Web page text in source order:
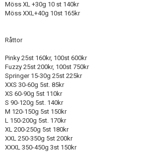
Möss XL +30g 10 st 140kr
Möss XXL+40g 10st 165kr
Råttor
Pinky 25st 160kr, 100st 600kr
Fuzzy 25st 200kr, 100st 750kr
Springer 15-30g 25st 225kr
XXS 30-60g 5st. 85kr
XS 60-90g 5st 110kr
S 90-120g 5st. 140kr
M 120-150g 5st 150kr
L 150-200g 5st. 170kr
XL 200-250g 5st 180kr
XXL 250-350g 5st 200kr
XXXL 350-450g 3st 150kr